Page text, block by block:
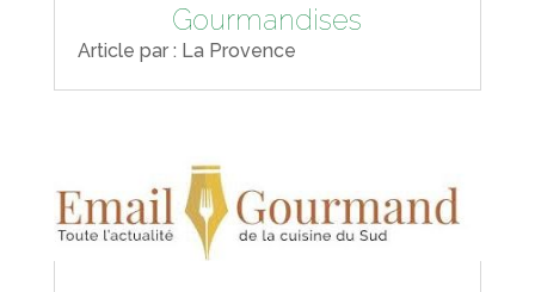
Gourmandises
Article par : La Provence